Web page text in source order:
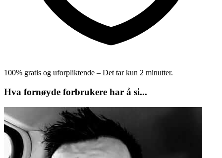
100% gratis og uforpliktende – Det tar kun 2 minutter.
Hva fornøyde forbrukere har å si...